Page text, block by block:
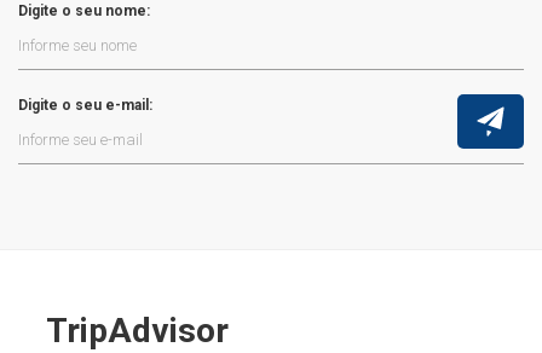
Digite o seu nome:
Digite o seu e-mail:
TripAdvisor